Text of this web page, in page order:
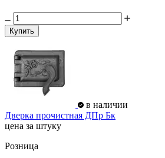
Купить
в наличии
Дверка прочистная ДПр Бк
цена за штуку
Розница